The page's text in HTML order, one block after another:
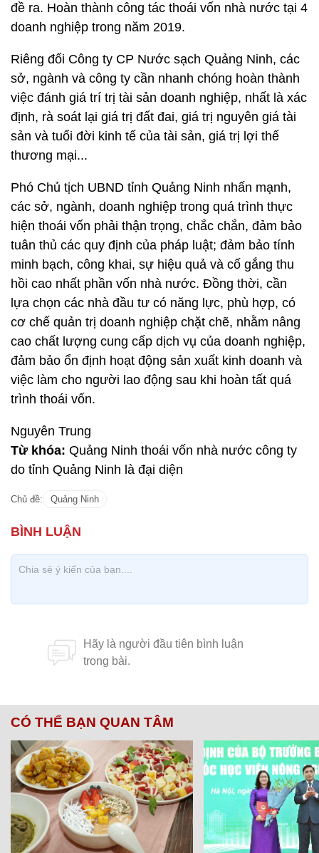
đề ra. Hoàn thành công tác thoái vốn nhà nước tại 4
doanh nghiệp trong năm 2019.
Riêng đối Công ty CP Nước sạch Quảng Ninh, các
sở, ngành và công ty cần nhanh chóng hoàn thành
việc đánh giá trí trị tài sản doanh nghiệp, nhất là xác
định, rà soát lại giá trị đất đai, giá trị nguyên giá tài
sản và tuổi đời kinh tế của tài sản, giá trị lợi thế
thương mại...
Phó Chủ tịch UBND tỉnh Quảng Ninh nhấn mạnh,
các sở, ngành, doanh nghiệp trong quá trình thực
hiện thoái vốn phải thận trọng, chắc chắn, đảm bảo
tuân thủ các quy định của pháp luật; đảm bảo tính
minh bạch, công khai, sự hiệu quả và cố gắng thu
hồi cao nhất phần vốn nhà nước. Đồng thời, cần
lựa chọn các nhà đầu tư có năng lực, phù hợp, có
cơ chế quản trị doanh nghiệp chặt chẽ, nhằm nâng
cao chất lượng cung cấp dịch vụ của doanh nghiệp,
đảm bảo ổn định hoạt động sản xuất kinh doanh và
việc làm cho người lao động sau khi hoàn tất quá
trình thoái vốn.
Nguyên Trung
Từ khóa: Quảng Ninh thoái vốn nhà nước công ty
do tỉnh Quảng Ninh là đại diện
Chủ đề: Quảng Ninh
CÓ THỂ BẠN QUAN TÂM